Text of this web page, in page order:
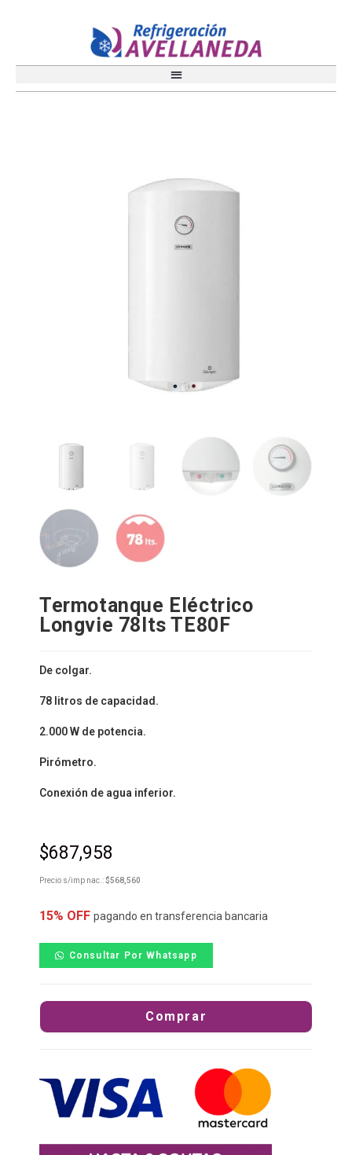
Termotanque Eléctrico
Longvie 78lts TE80F
De colgar.
78 litros de capacidad.
2.000 W de potencia.
Pirómetro.
Conexión de agua inferior.
$687,958
Precio s/imp nac.:$568,560
15% OFF pagando en transferencia bancaria
Consultar Por Whatsapp
Comprar